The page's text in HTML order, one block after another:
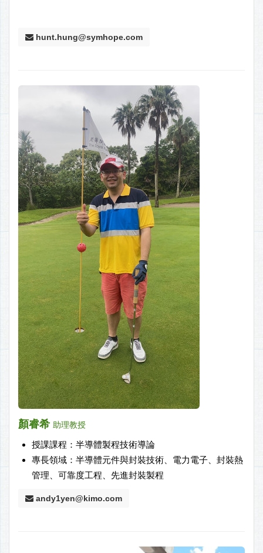
hunt.hung@symhope.com
顏睿希 助理教授
授課課程：半導體製程技術導論
專長領域：半導體元件與封裝技術、電力電子、封裝熱
管理、可靠度工程、先進封裝製程
andy1yen@kimo.com